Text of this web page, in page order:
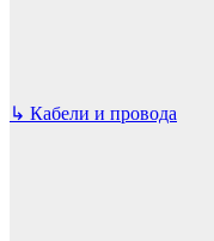
↳ Кабели и провода